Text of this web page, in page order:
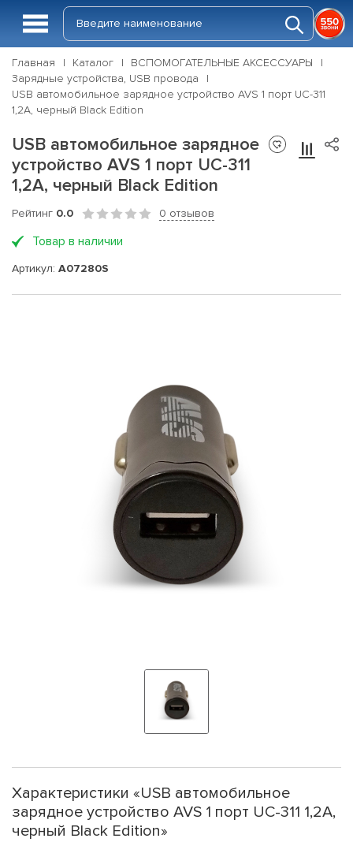
Главная Каталог
ВСПОМОГАТЕЛЬНЫЕ АКСЕССУАРЫ
Зарядные устройства, USB провода
USB автомобильное зарядное устройство AVS 1 порт UC-311
1,2А, черный Black Edition
USB автомобильное зарядное
устройство AVS 1 порт UC-311
1,2А, черный Black Edition
Рейтинг 0.0 0 отзывов
Товар в наличии
Артикул: A07280S
Характеристики «USB автомобильное
зарядное устройство AVS 1 порт UC-311 1,2А,
черный Black Edition»